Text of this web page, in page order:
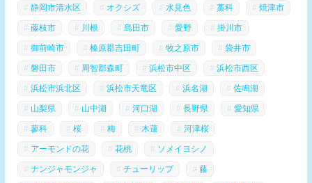
静岡市清水区 オクシズ 水見色 藁科 焼津市
藤枝市 川根 島田市 愛野 掛川市
御前崎市 榛原郡吉田町 牧之原市 袋井市
磐田市 周智郡森町 浜松市中区 浜松市西区
浜松市浜北区 浜松市天竜区 浜名湖 佐鳴湖
山梨県 山中湖 河口湖 長野県 愛知県
蓼科 桜 梅 木蓮 河津桜
アーモンドの花 花桃 ソメイヨシノ
ナンジャモンジャ チューリップ 藤